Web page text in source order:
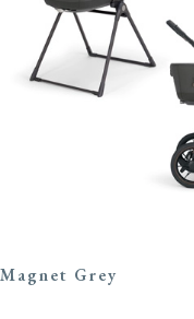
Magnet Grey